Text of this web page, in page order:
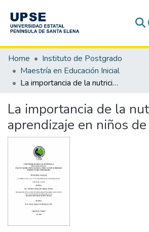
Communities & Collections
All of DSpace
Statistics
Home
Instituto de Postgrado
Maestría en Educación Inicial
La importancia de la nutrición en el aprendizaje en niños de 3 años.
La importancia de la
aprendizaje en niños